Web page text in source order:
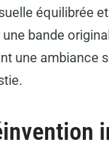
équilibrée
bande
une ambiance